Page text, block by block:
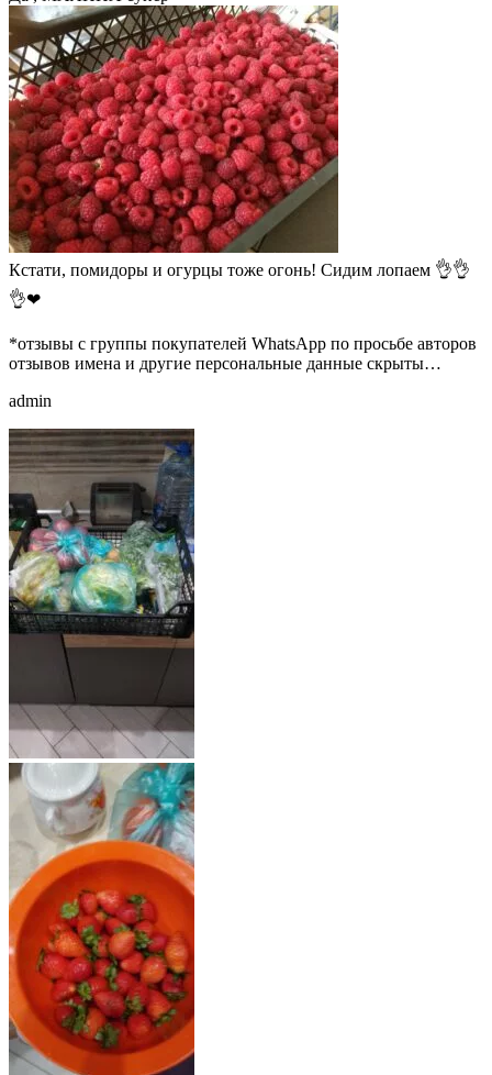
Кстати, помидоры и огурцы тоже огонь! Сидим лопаем 👌👌
👌❤
*отзывы с группы покупателей WhatsApp по просьбе авторов
отзывов имена и другие персональные данные скрыты…
admin